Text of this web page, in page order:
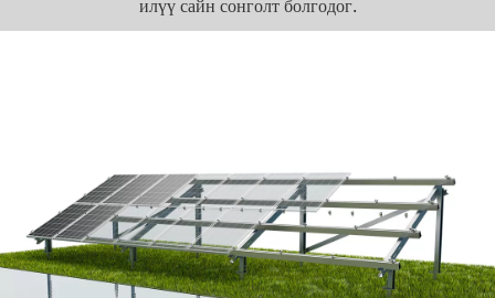
илүү сайн сонголт болгодог.